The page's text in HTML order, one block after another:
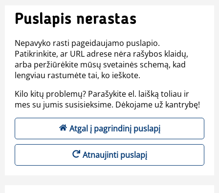
Puslapis nerastas
Nepavyko rasti pageidaujamo puslapio.
Patikrinkite, ar URL adrese nėra rašybos klaidų,
arba peržiūrėkite mūsų svetainės schemą, kad
lengviau rastumėte tai, ko ieškote.
Kilo kitų problemų? Parašykite el. laišką toliau ir
mes su jumis susisieksime. Dėkojame už kantrybę!
Atgal į pagrindinį puslapį
Atnaujinti puslapį